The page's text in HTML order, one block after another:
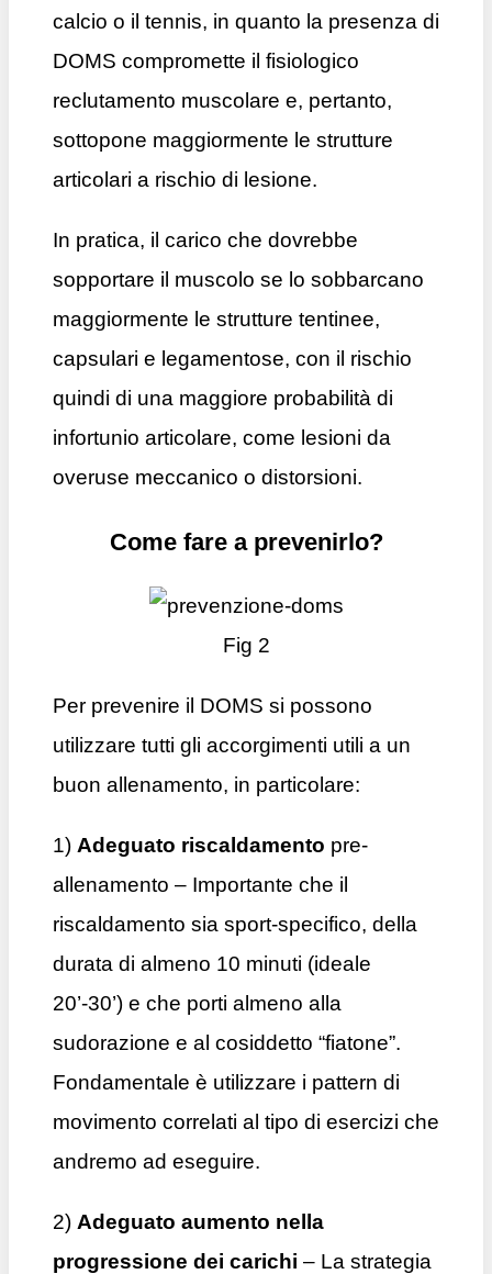
calcio o il tennis, in quanto la presenza di
DOMS compromette il fisiologico
reclutamento muscolare e, pertanto,
sottopone maggiormente le strutture
articolari a rischio di lesione.
In pratica, il carico che dovrebbe
sopportare il muscolo se lo sobbarcano
maggiormente le strutture tentinee,
capsulari e legamentose, con il rischio
quindi di una maggiore probabilità di
infortunio articolare, come lesioni da
overuse meccanico o distorsioni.
Come fare a prevenirlo?
Fig 2
Per prevenire il DOMS si possono
utilizzare tutti gli accorgimenti utili a un
buon allenamento, in particolare:
1) Adeguato riscaldamento pre-
allenamento – Importante che il
riscaldamento sia sport-specifico, della
durata di almeno 10 minuti (ideale
20’-30’) e che porti almeno alla
sudorazione e al cosiddetto “fiatone”.
Fondamentale è utilizzare i pattern di
movimento correlati al tipo di esercizi che
andremo ad eseguire.
2) Adeguato aumento nella
progressione dei carichi – La strategia